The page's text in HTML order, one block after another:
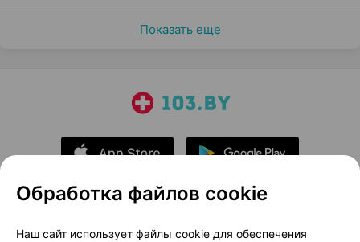
Показать еще
О проекте
Новости проекта
Обработка файлов cookie
Наш сайт использует файлы cookie для обеспечения